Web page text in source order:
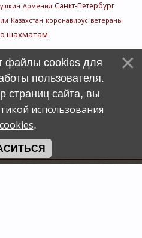
Армения Санкт-Петербург
Казахстан коронавирус ветераны
шахматам
файлы cookies для
пользователя.
страниц сайта, вы
использования
.